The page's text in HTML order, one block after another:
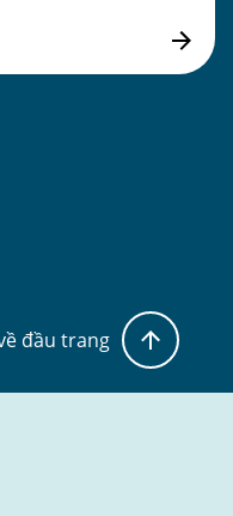
đầu trang